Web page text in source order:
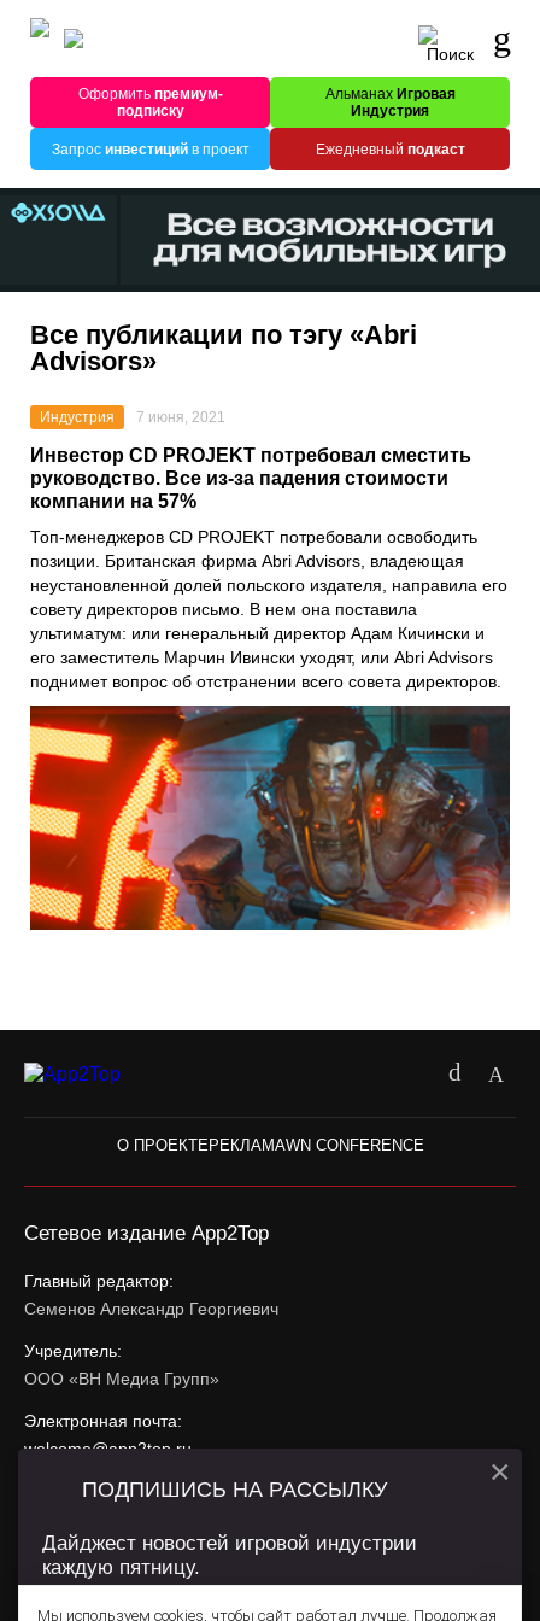
Оформитьпремиум-
подписку
Альманах Игровая
Индустрия
Запрос инвестицийв проект Ежедневный подкаст
Все публикации по тэгу «Abri
Advisors»
Индустрия 7 июня, 2021
Инвестор CD PROJEKT потребовал сместить
руководство. Все из-за падения стоимости
компании на 57%
Топ-менеджеров CD PROJEKT потребовали освободить
позиции. Британская фирма Abri Advisors , владеющая
неустановленной долей польского издателя, направила его
совету директоров письмо. В нем она поставила
ультиматум: или генеральный директор Адам Кичински и
его заместитель Марчин Ивински уходят, или Abri Advisors
поднимет вопрос об отстранении всего совета директоров.
О ПРОЕКТЕРЕКЛАМАWN CONFERENCE
Сетевое издание App2Top
Главный редактор:
Семенов Александр Георгиевич
Учредитель:
ООО «ВН Медиа Групп»
Электронная почта:
welcome@app2top.ru
При использовании материалов активная ссылка на
Сайт использует IP адреса, cookie, данные геолокации
Мы используем cookies, чтобы сайт работал лучше. Продолжая
ПОДПИШИСЬ НА РАССЫЛКУ
Дайджест новостей игровой индустрии
каждую пятницу.
×